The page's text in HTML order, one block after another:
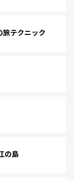
旅テクニック
の島